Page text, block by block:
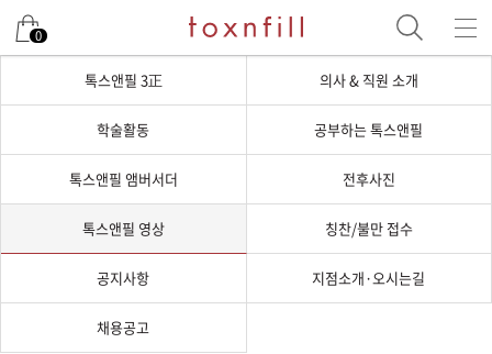
0
톡스앤필 3正 의사 & 직원 소개
학술활동 공부하는 톡스앤필
톡스앤필 앰버서더 전후사진
톡스앤필 영상 칭찬/불만 접수
공지사항 지점소개·오시는길
채용공고